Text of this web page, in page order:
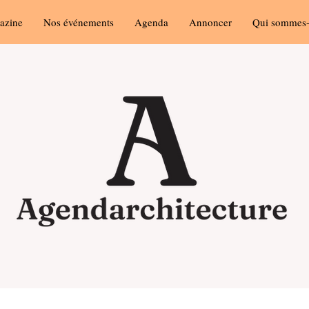
Nos événements Agenda Annoncer Qui